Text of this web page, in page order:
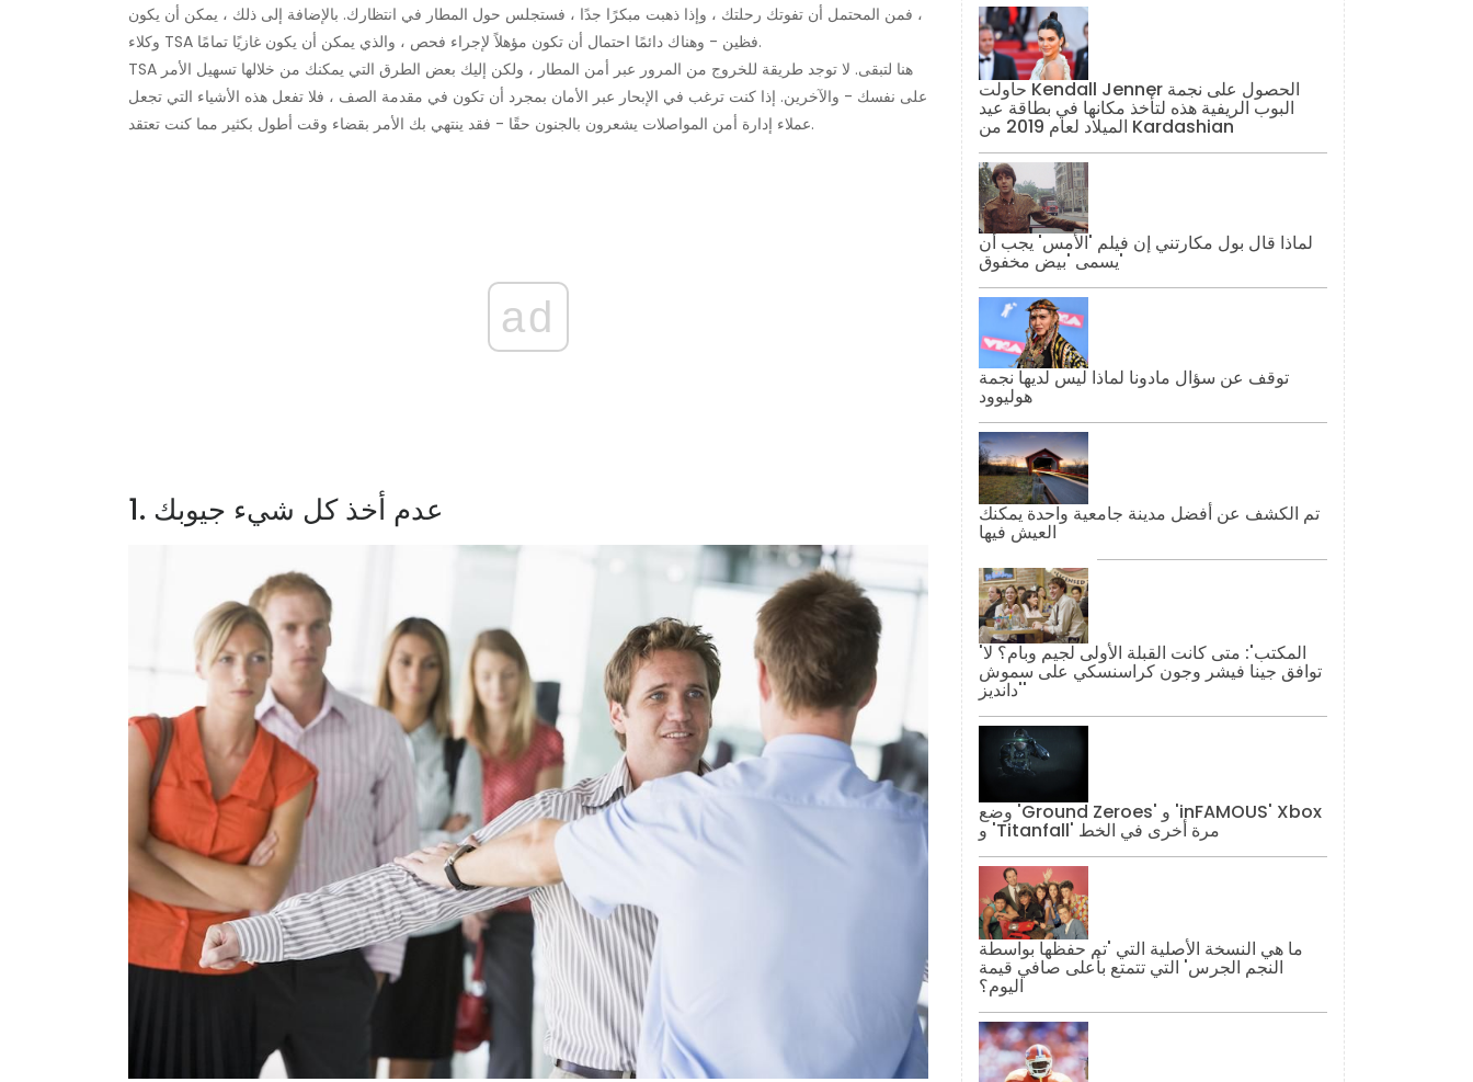
، فمن المحتمل أن تفوتك رحلتك ، وإذا ذهبت مبكرًا جدًا ، فستجلس حول المطار في انتظارك. بالإضافة إلى ذلك ، يمكن أن يكون
وكلاء TSA فظين - وهناك دائمًا احتمال أن تكون مؤهلاً لإجراء فحص ، والذي يمكن أن يكون غازيًا تمامًا.
TSA هنا لتبقى. لا توجد طريقة للخروج من المرور عبر أمن المطار ، ولكن إليك بعض الطرق التي يمكنك من خلالها تسهيل الأمر
على نفسك - والآخرين. إذا كنت ترغب في الإبحار عبر الأمان بمجرد أن تكون في مقدمة الصف ، فلا تفعل هذه الأشياء التي تجعل
عملاء إدارة أمن المواصلات يشعرون بالجنون حقًا - فقد ينتهي بك الأمر بقضاء وقت أطول بكثير مما كنت تعتقد.
ad
1. عدم أخذ كل شيء جيوبك
حاولت Kendall Jenner الحصول على نجمة
البوب ​​الريفية هذه لتأخذ مكانها في بطاقة عيد
الميلاد لعام 2019 من Kardashian
لماذا قال بول مكارتني إن فيلم 'الأمس' يجب أن
يسمى 'بيض مخفوق'
توقف عن سؤال مادونا لماذا ليس لديها نجمة
هوليوود
تم الكشف عن أفضل مدينة جامعية واحدة يمكنك
العيش فيها
'المكتب': متى كانت القبلة الأولى لجيم وبام؟ لا
توافق جينا فيشر وجون كراسنسكي على سموش
'دانديز'
وضع 'Ground Zeroes' و 'inFAMOUS' Xbox
و 'Titanfall' مرة أخرى في الخط
ما هي النسخة الأصلية التي 'تم حفظها بواسطة
النجم الجرس' التي تتمتع بأعلى صافي قيمة
اليوم؟